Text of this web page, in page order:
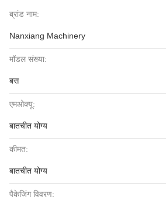
ब्रांड नाम:
Nanxiang Machinery
मॉडल संख्या:
बस
एमओक्यू:
बातचीत योग्य
कीमत:
बातचीत योग्य
पैकेजिंग विवरण: